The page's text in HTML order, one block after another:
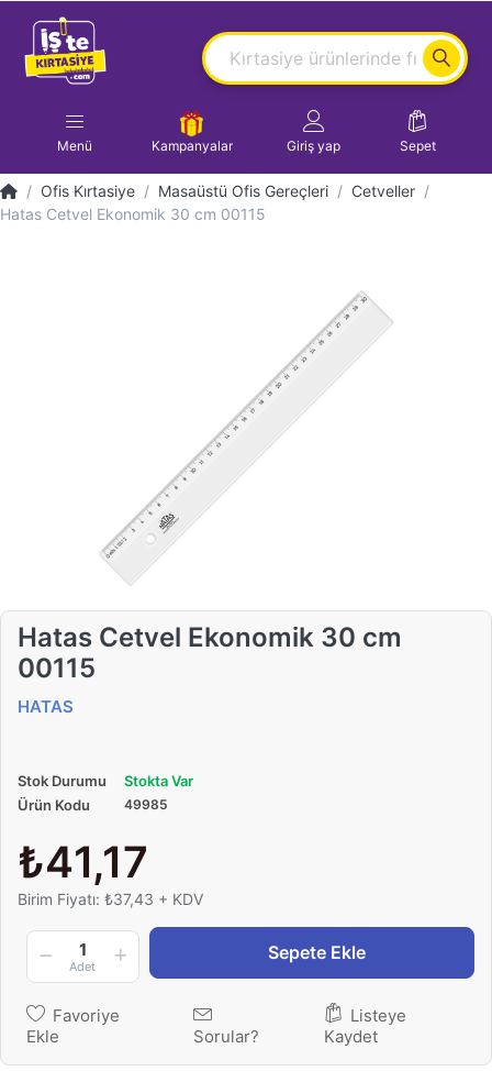
Menü Kampanyalar Giriş yap Sepet
Ofis Kırtasiye Masaüstü Ofis Gereçleri
Cetveller
Hatas Cetvel Ekonomik 30 cm 00115
Hatas Cetvel Ekonomik 30 cm
00115
HATAS
Stok Durumu
Stokta Var
Ürün Kodu
49985
₺41,17
Birim Fiyatı: ₺37,43 + KDV
1
Adet
Sepete Ekle
Favoriye
Ekle
Sorular?
Listeye
Kaydet